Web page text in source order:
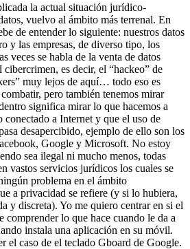
la actual situación jurídico-
vuelvo al ámbito más terrenal. En
de entender lo siguiente: nuestros datos
y las empresas, de diverso tipo, los
veces se habla de la venta de datos
es decir, el “hackeo” de
muy lejos de aquí… todo eso es
pero también tenemos mirar
significa mirar lo que hacemos a
a Internet y que el uso de
desapercibido, ejemplo de ello son los
Google y Microsoft. No estoy
sea ilegal ni mucho menos, todas
vastos servicios jurídicos los cuales se
problema en el ámbito
a privacidad se refiere (y si lo hubiera,
y discreta). Yo me quiero centrar en si el
comprender lo que hace cuando le da a
instala una aplicación en su móvil.
el caso de el teclado Gboard de Google.